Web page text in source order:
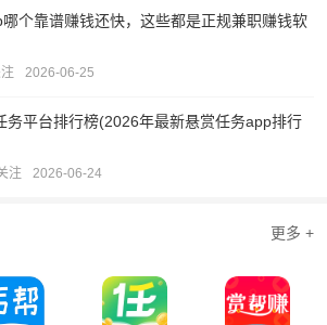
个靠谱赚钱还快，这些都是正规兼职赚钱软
2026-06-25
务平台排行榜(2026年最新悬赏任务app排行
注 2026-06-24
更多 +